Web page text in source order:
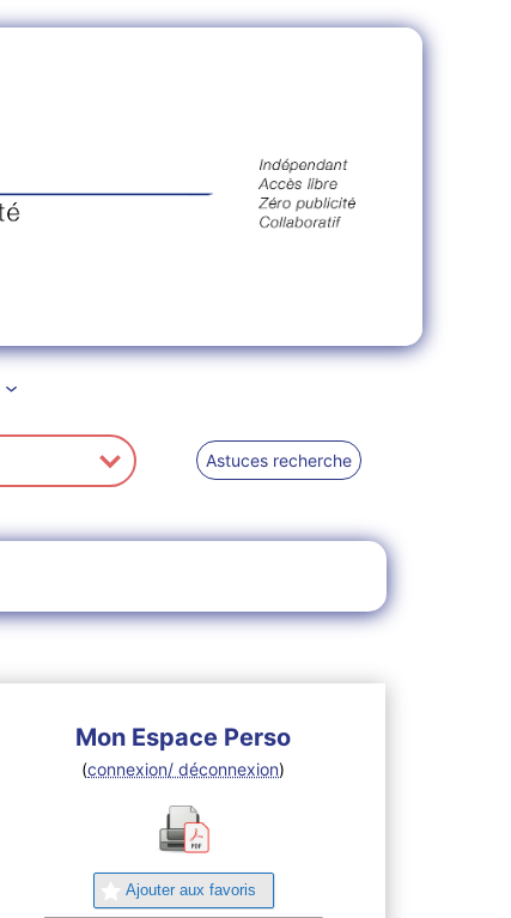
Astuces recherche
Mon Espace Perso
(connexion/ déconnexion)
Ajouter aux favoris